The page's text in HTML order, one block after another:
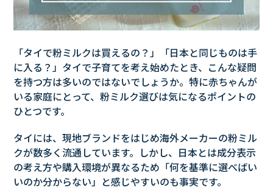
「タイで粉ミルクは買えるの？」「日本と同じものは手
に入る？」タイで子育てを考え始めたとき、こんな疑問
を持つ方は多いのではないでしょうか。特に赤ちゃんが
いる家庭にとって、粉ミルク選びは気になるポイントの
ひとつです。
タイには、現地ブランドをはじめ海外メーカーの粉ミル
クが数多く流通しています。しかし、日本とは成分表示
の考え方や購入環境が異なるため「何を基準に選べばい
いのか分からない」と感じやすいのも事実です。